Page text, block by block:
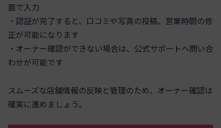
面で入力
・認証が完了すると、口コミや写真の投稿、営業時間の修
正が可能になります
・オーナー確認ができない場合は、公式サポートへ問い合
わせが可能です
スムーズな店舗情報の反映と管理のため、オーナー確認は
確実に進めましょう。